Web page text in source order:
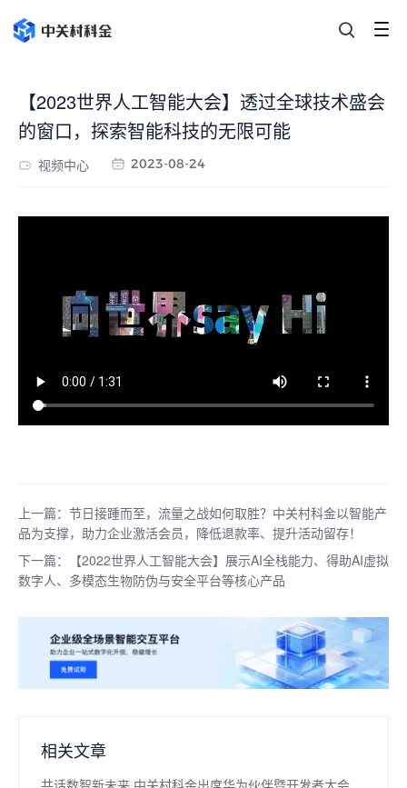
【2023世界人工智能大会】透过全球技术盛会
的窗口，探索智能科技的无限可能
视频中心 2023-08-24
上一篇：节日接踵而至，流量之战如何取胜？中关村科金以智能产
品为支撑，助力企业激活会员，降低退款率、提升活动留存！
下一篇：【2022世界人工智能大会】展示AI全栈能力、得助AI虚拟
数字人、多模态生物防伪与安全平台等核心产品
相关文章